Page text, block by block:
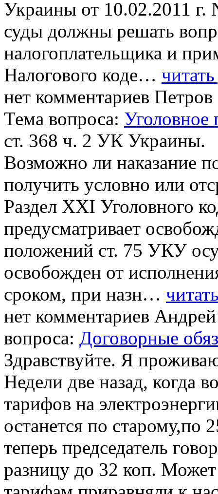
Украины от 10.02.2011 г.
суды должны решать
налогоплательщика и
Налогового коде…
нет комментариев
Тема вопроса: Уголовное
ст. 368 ч. 2 УК Украины.
Возможно ли наказание
получить условно или
Раздел ХХІ Уголовного
предусматривает
положений ст. 75 УКУ
освобожден от
сроком, при назн…
нет комментариев
вопроса: Договорные
Здравствуйте. Я
Недели две назад, когда
тарифов на
останется по старому,по
теперь председатель
разницу до 32 коп.